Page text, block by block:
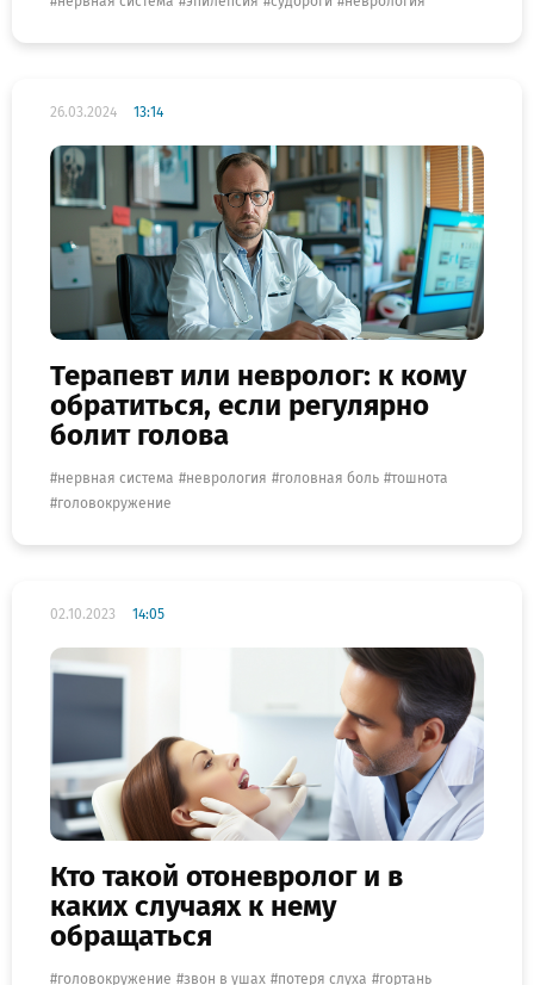
26.03.2024 13:14
Терапевт или невролог: к кому
обратиться, если регулярно
болит голова
нервная система неврология головная боль
тошнота
головокружение
02.10.2023 14:05
Кто такой отоневролог и в
каких случаях к нему
обращаться
головокружение звон в ушах потеря слуха
гортань